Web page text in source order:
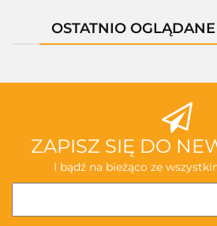
OSTATNIO
ZAPISZ SIĘ DO
I bądź na bieżąco ze